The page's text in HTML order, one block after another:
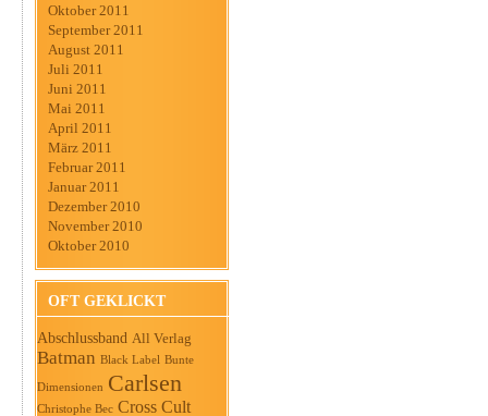
Oktober 2011
September 2011
August 2011
Juli 2011
Juni 2011
Mai 2011
April 2011
März 2011
Februar 2011
Januar 2011
Dezember 2010
November 2010
Oktober 2010
OFT GEKLICKT
Abschlussband All Verlag
Batman Black Label Bunte
Dimensionen Carlsen
Christophe Bec Cross Cult